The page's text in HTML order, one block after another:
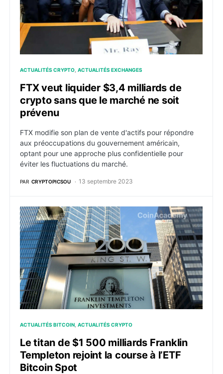
ACTUALITÉS CRYPTO ACTUALITÉS EXCHANGES
FTX veut liquider $3,4 milliards de
crypto sans que le marché ne soit
prévenu
FTX modifie son plan de vente d'actifs pour répondre
aux préoccupations du gouvernement américain,
optant pour une approche plus confidentielle pour
éviter les fluctuations du marché.
PAR CRYPTOPICSOU 13 septembre 2023
Le titan de $1 500 milliards Franklin Templeton
ACTUALITÉS BITCOIN ACTUALITÉS CRYPTO
Le titan de $1 500 milliards Franklin
Templeton rejoint la course à l’ETF
Bitcoin Spot